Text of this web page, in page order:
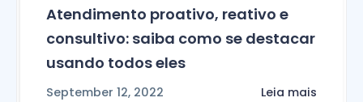
Atendimento proativo, reativo e
consultivo: saiba como se destacar
usando todos eles
September 12, 2022 Leia mais